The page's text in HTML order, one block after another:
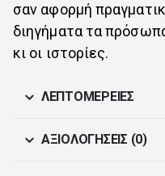
σαν αφορμή
διηγήματα τα
κι οι ιστορίες.
ΛΕΠΤΟΜΈΡΕΙΕΣ
ΑΞΙΟΛΟΓΉΣΕΙΣ (0)